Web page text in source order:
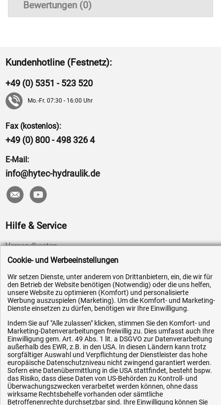
Bewertungen (0)
Kundenhotline (Festnetz):
+49 (0) 5351 - 523 520
Mo.-Fr. 07:30 - 16:00 Uhr
Fax (kostenlos):
+49 (0) 800 - 498 326 4
E-Mail:
info@hytec-hydraulik.de
Hilfe & Service
Versandkosten
Zahlungsarten
Service
AGB / Widerrufsrecht
Datenschutz
Karriere
OEM-Ersatzteile
Technik-Hilfe
Downloads
Kontakt
Cookie- und Werbeeinstellungen
Wir setzen Dienste, unter anderem von Drittanbietern, ein, die wir für
den Betrieb der Website benötigen (Notwendig) oder die uns helfen,
unsere Website zu optimieren (Komfort) und personalisierte
Werbung auszuspielen (Marketing). Um die Komfort- und Marketing-
Dienste einsetzen zu dürfen, benötigen wir Ihre Einwilligung.
Indem Sie auf "Alle zulassen" klicken, stimmen Sie den Komfort- und
Marketing-Datenverarbeitungen freiwillig zu. Dies umfasst auch Ihre
Einwilligung gem. Art. 49 Abs. 1 lit. a DSGVO zur Datenverarbeitung
außerhalb des EWR, z.B. in den USA. In diesen Ländern kann trotz
sorgfältiger Auswahl und Verpflichtung der Dienstleister das hohe
europäische Datenschutzniveau nicht zwingend garantiert werden.
Sofern eine Datenübermittlung in die USA stattfindet, besteht bspw.
das Risiko, dass diese Daten von US-Behörden zu Kontroll- und
Überwachungszwecken verarbeitet werden können, ohne dass
wirksame Rechtsbehelfe vorhanden oder sämtliche
Betroffenenrechte durchsetzbar sind. Ihre Einwilligung können Sie